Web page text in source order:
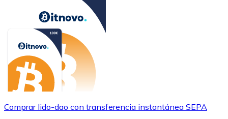
Comprar lido-dao con transferencia instantánea SEPA